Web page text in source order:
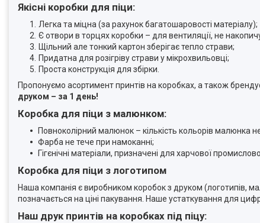
Якісні коробки для піци:
Легка та міцна (за рахунок багатошаровості матеріалу);
Є отвори в торцях коробки – для вентиляції, не
Щільний але тонкий картон зберігає тепло страви;
Придатна для розігріву страви у мікрохвильовці;
Проста конструкція для збірки.
Пропонуємо асортимент принтів на коробках, а також
друком – за 1 день!
Коробка для піци з малюнком:
Повноколірний малюнок – кількість кольорів малюнка
Фарба не тече при намоканні;
Гігєнічні матеріали, призначені для харчової
Коробка для піци з логотипом
Наша компанія є виробником коробок з друком (логотипів,
позначається на ціні пакування. Наше устаткування для
Наш друк принтів на коробках під піцу: